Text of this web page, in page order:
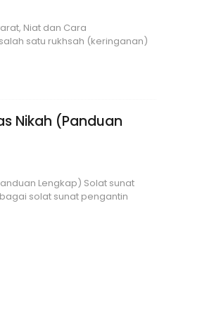
Niat dan Cara
satu rukhsah (keringanan)
Nikah (Panduan
Lengkap) Solat sunat
solat sunat pengantin